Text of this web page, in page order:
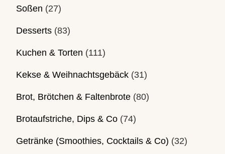
Soßen (27)
Desserts (83)
Kuchen & Torten (111)
Kekse & Weihnachtsgebäck (31)
Brot, Brötchen & Faltenbrote (80)
Brotaufstriche, Dips & Co (74)
Getränke (Smoothies, Cocktails & Co) (32)